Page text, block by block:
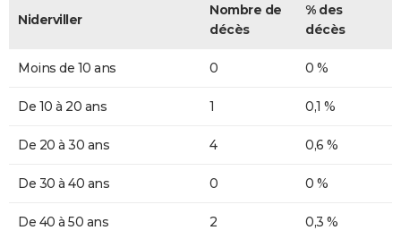
Niderviller
Nombre de
décès
% des
décès
Moins de 10 ans 0 0 %
De 10 à 20 ans 1 0,1 %
De 20 à 30 ans 4 0,6 %
De 30 à 40 ans 0 0 %
De 40 à 50 ans 2 0,3 %